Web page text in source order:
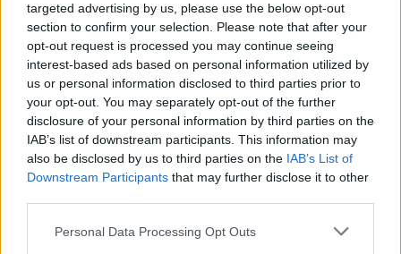
targeted advertising by us, please use the below opt-out
section to confirm your selection. Please note that after your
opt-out request is processed you may continue seeing
interest-based ads based on personal information utilized by
us or personal information disclosed to third parties prior to
your opt-out. You may separately opt-out of the further
disclosure of your personal information by third parties on the
IAB’s list of downstream participants. This information may
also be disclosed by us to third parties on the IAB’s List of
Downstream Participants that may further disclose it to other
Personal Data Processing Opt Outs